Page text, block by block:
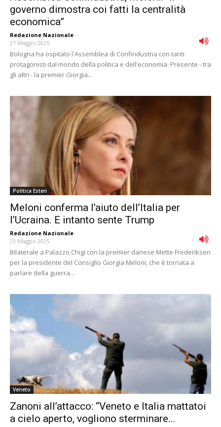
governo dimostra coi fatti la centralità
economica”
Redazione Nazionale -
27 Maggio 2025
Bologna ha ospitato l'Assemblea di Confindustria con tanti
protagonisti dal mondo della politica e dell'economia. Presente - tra
gli altri - la premier Giorgia...
Politica Esteri
Meloni conferma l’aiuto dell’Italia per
l’Ucraina. E intanto sente Trump
Redazione Nazionale -
23 Maggio 2025
Bilaterale a Palazzo Chigi con la premier danese Mette Frederiksen
per la presidente del Consiglio Giorgia Meloni, che è tornata a
parlare della guerra...
Veneto
Zanoni all’attacco: “Veneto e Italia mattatoi
a cielo aperto, vogliono sterminare...